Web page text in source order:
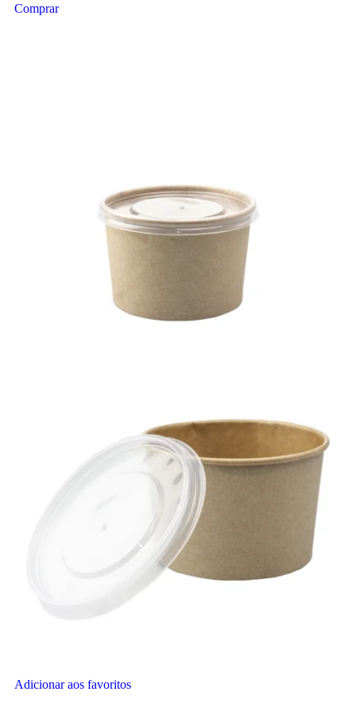
Comprar
Adicionar aos favoritos